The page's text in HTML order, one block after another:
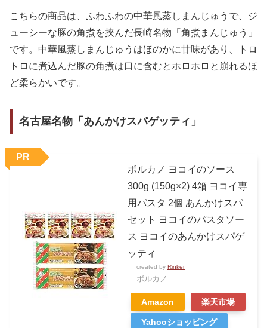
こちらの商品は、ふわふわの中華風蒸しまんじゅうで、ジ
ューシーな豚の角煮を挟んだ長崎名物「角煮まんじゅう」
です。中華風蒸しまんじゅうはほのかに甘味があり、トロ
トロに煮込んだ豚の角煮は口に含むとホロホロと崩れるほ
ど柔らかいです。
名古屋名物「あんかけスパゲッティ」
ボルカノ ヨコイのソース
300g (150g×2) 4箱 ヨコイ専
用パスタ 2個 あんかけスパ
セット ヨコイのパスタソー
ス ヨコイのあんかけスパゲ
ッティ
created by Rinker
ボルカノ
Amazon 楽天市場
Yahooショッピング
PR